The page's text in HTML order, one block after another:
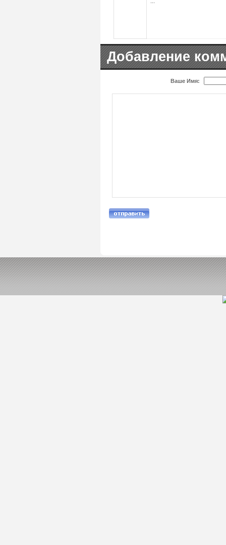
Добавление
Ваше Имя: